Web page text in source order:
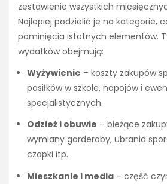
zestawienie wszystkich
Najlepiej podzielić je na kategorie,
pominięcia istotnych elementów.
wydatków obejmują:
Wyżywienie – koszty zakupów
posiłków w szkole, napojów i
specjalistycznych.
Odzież i obuwie – bieżące
wymiany garderoby, ubrania
czapki itp.
Mieszkanie i media – część